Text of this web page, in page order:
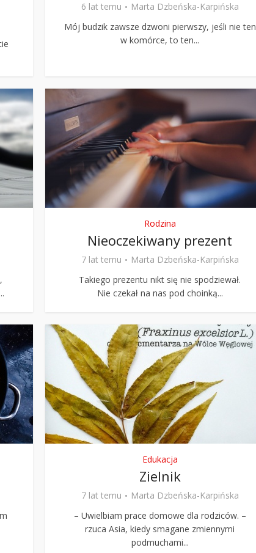
6 lat temu
Marta Dzbeńska-Karpińska
Mój budzik zawsze dzwoni pierwszy, jeśli nie ten
w komórce, to ten...
Rodzina
Nieoczekiwany prezent
7 lat temu
Marta Dzbeńska-Karpińska
Takiego prezentu nikt się nie spodziewał.
Nie czekał na nas pod choinką...
Edukacja
Zielnik
7 lat temu
Marta Dzbeńska-Karpińska
– Uwielbiam prace domowe dla rodziców. –
rzuca Asia, kiedy smagane zmiennymi
podmuchami...